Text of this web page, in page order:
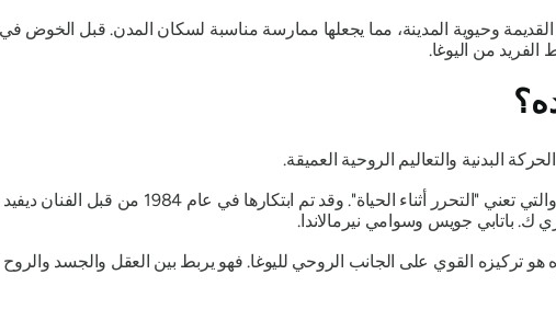
وحيوية المدينة، مما يجعلها ممارسة مناسبة لسكان المدن. قبل الخوض
الفريد من اليوغا.
البدنية والتعاليم الروحية العميقة.
والتي تعني "التحرر أثناء الحياة". وقد تم
ك. باتابي جويس وسوامي نيرمالاندا.
تركيزه القوي على الجانب الروحي لليوغا. فهو يربط بين العقل والجسد